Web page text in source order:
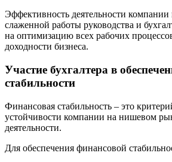
Эффективность деятельности
слаженной работы руководства и
на оптимизацию всех рабочих
доходности бизнеса.
Участие бухгалтера в
стабильности
Финансовая стабильность – это
устойчивости компании на нишевом
деятельности.
Для обеспечения финансовой